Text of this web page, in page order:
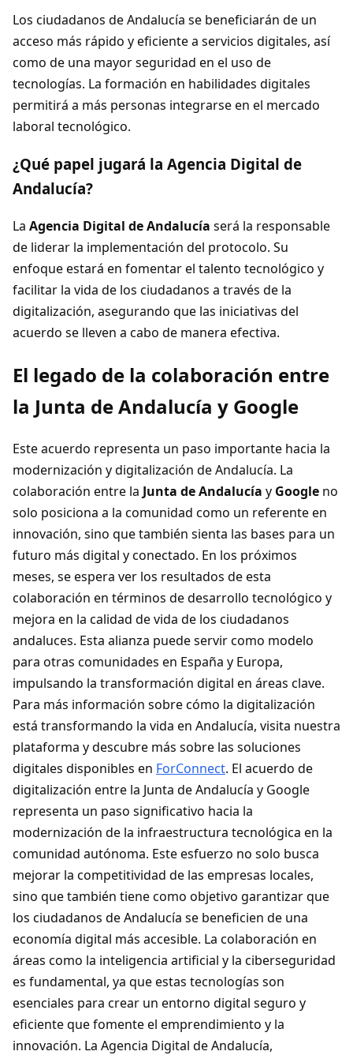
Los ciudadanos de Andalucía se beneficiarán de un
acceso más rápido y eficiente a servicios digitales, así
como de una mayor seguridad en el uso de
tecnologías. La formación en habilidades digitales
permitirá a más personas integrarse en el mercado
laboral tecnológico.
¿Qué papel jugará la Agencia Digital de
Andalucía?
La Agencia Digital de Andalucía será la responsable
de liderar la implementación del protocolo. Su
enfoque estará en fomentar el talento tecnológico y
facilitar la vida de los ciudadanos a través de la
digitalización, asegurando que las iniciativas del
acuerdo se lleven a cabo de manera efectiva.
El legado de la colaboración entre
la Junta de Andalucía y Google
Este acuerdo representa un paso importante hacia la
modernización y digitalización de Andalucía. La
colaboración entre la Junta de Andalucía y Google no
solo posiciona a la comunidad como un referente en
innovación, sino que también sienta las bases para un
futuro más digital y conectado. En los próximos
meses, se espera ver los resultados de esta
colaboración en términos de desarrollo tecnológico y
mejora en la calidad de vida de los ciudadanos
andaluces. Esta alianza puede servir como modelo
para otras comunidades en España y Europa,
impulsando la transformación digital en áreas clave.
Para más información sobre cómo la digitalización
está transformando la vida en Andalucía, visita nuestra
plataforma y descubre más sobre las soluciones
digitales disponibles en ForConnect. El acuerdo de
digitalización entre la Junta de Andalucía y Google
representa un paso significativo hacia la
modernización de la infraestructura tecnológica en la
comunidad autónoma. Este esfuerzo no solo busca
mejorar la competitividad de las empresas locales,
sino que también tiene como objetivo garantizar que
los ciudadanos de Andalucía se beneficien de una
economía digital más accesible. La colaboración en
áreas como la inteligencia artificial y la ciberseguridad
es fundamental, ya que estas tecnologías son
esenciales para crear un entorno digital seguro y
eficiente que fomente el emprendimiento y la
innovación. La Agencia Digital de Andalucía,